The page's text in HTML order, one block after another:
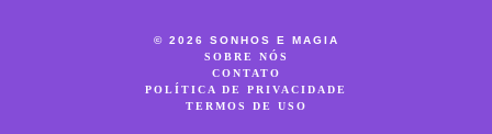
© 2026 SONHOS E MAGIA
SOBRE NÓS
CONTATO
POLÍTICA DE PRIVACIDADE
TERMOS DE USO